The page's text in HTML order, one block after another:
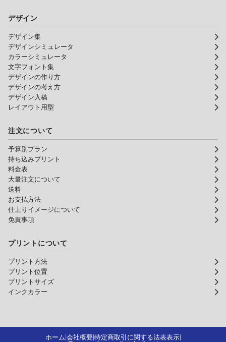
デザイン
デザイン集
デザインシミュレータ
カラーシミュレータ
文字フォント集
デザインの作り方
デザインの考え方
デザイン入稿
レイアウト用型
注文について
予算別プラン
持ち込みプリント
料金表
大量注文について
送料
お支払方法
仕上りイメージについて
免責事項
プリントについて
プリント方法
プリント位置
プリントサイズ
インクカラー
ホーム 会社概要| 特定商取引に関する法表表示|